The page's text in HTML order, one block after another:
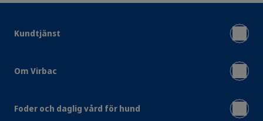
Kundtjänst
Om Virbac
Foder och daglig vård för hund